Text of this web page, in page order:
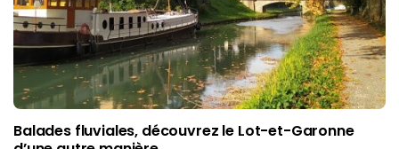
Balades fluviales, découvrez le Lot-et-Garonne